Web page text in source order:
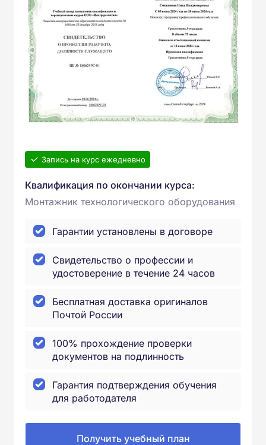
Запись на курс ежедневно
Квалификация по окончании курса:
Монтажник технологического оборудования
Гарантии установлены в договоре
Свидетельство о профессии и
удостоверение в течение 24 часов
Бесплатная доставка оригиналов
Почтой России
100% прохождение проверки
документов на подлинность
Гарантия подтверждения обучения
для работодателя
Получить учебный план